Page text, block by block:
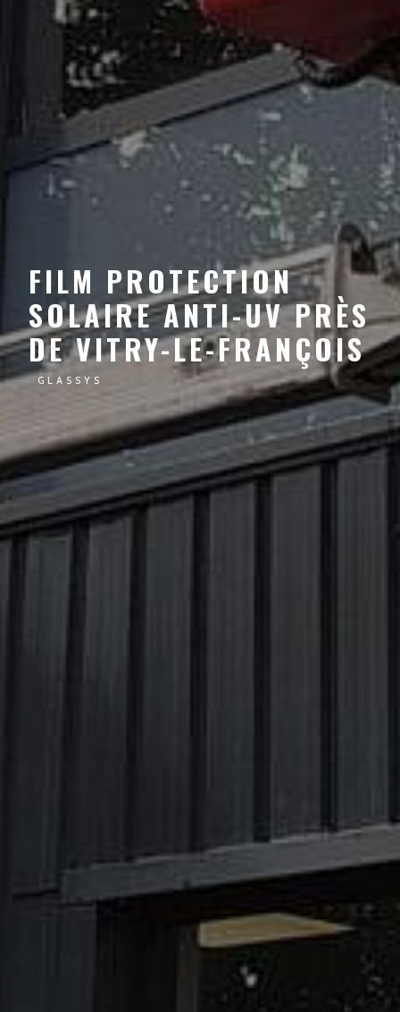
FILM PROTECTION
SOLAIRE ANTI-UV PRÈS
DE VITRY-LE-FRANÇOIS
GLASSYS